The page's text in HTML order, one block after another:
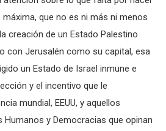
que no es ni más ni menos
creación de un Estado Palestino
con Jerusalén como su capital, esa
un Estado de Israel inmune e
y el incentivo que le
mundial, EEUU, y aquellos
y Democracias que opinan